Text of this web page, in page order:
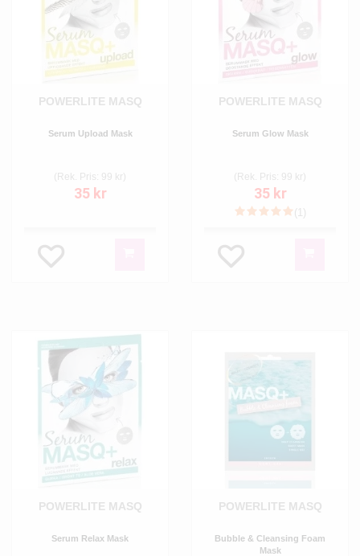
POWERLITE MASQ
Serum Upload Mask
(Rek. Pris: 99 kr)
35 kr
POWERLITE MASQ
Serum Glow Mask
(Rek. Pris: 99 kr)
35 kr
(1)
POWERLITE MASQ
Serum Relax Mask
POWERLITE MASQ
Bubble & Cleansing Foam
Mask